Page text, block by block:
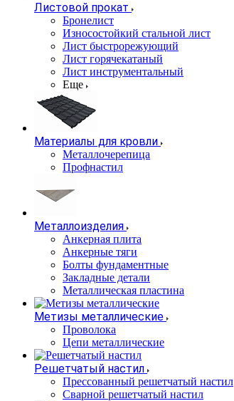
Листовой прокат
Бронелист
Износостойкий стальной лист
Лист быстрорежующий
Лист горячекатаный
Лист инструментальный
Еще
Материалы для кровли
Металлочерепица
Профнастил
Металлоизделия
Анкерная плита
Анкерные тяги
Болты фундаментные
Закладные детали
Металлическая пластина
Метизы металлические
Проволока
Цепи металлические
Решетчатый настил
Прессованный решетчатый настил
Сварной решетчатый настил